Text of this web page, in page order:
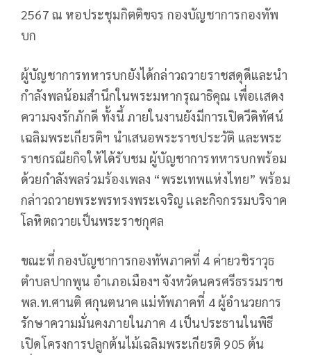
2567 ณ หอประชุมกิตติขจร กองบัญชาการกองทัพ
บก
ผู้บัญชาการทหารบกยังได้กล่าวถวายราชสดุดีและนำ
กำลังพลน้อมสำนึกในพระมหากรุณาธิคุณ เพื่อเเสดง
ความจงรักภักดี ทั้งนี้ ภายในงานยังมีการเปิดวีดิทัศน์
เฉลิมพระเกียรติฯ นำเสนอพระราชประวัติ และพระ
ราชกรณียกิจให้ได้รับชม ผู้บัญชาการทหารบกพร้อม
ด้วยกำลังพลร่วมร้องเพลง “พระเทพแห่งไทย” พร้อม
กล่าวถวายพระพรทรงพระเจริญ เเละกิจกรรมบริจาค
โลหิตถวายเป็นพระราชกุศล
ขณะที่ กองบัญชาการกองทัพภาคที่ 4 ค่ายวชิราวุธ
ตำบลปากพูน อำเภอเมืองฯ จังหวัดนครศรีธรรมราช
พล.ท.ศานติ ศกุนตนาค แม่ทัพภาคที่ 4 ผู้อำนวยการ
รักษาความมั่นคงภายในภาค 4 เป็นประธานในพิธี
เปิดโครงการปลูกต้นไม้เฉลิมพระเกียรติ 905 ต้น